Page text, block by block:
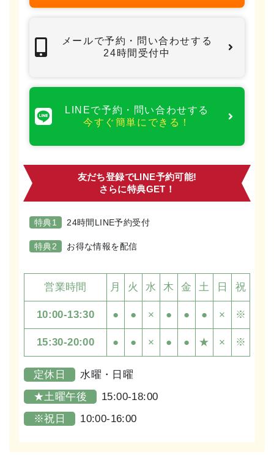
メールで予約・問い合わせする
24時間受付中
LINEで予約・問い合わせする
今すぐ簡単にできる！
友だち登録でLINE予約可能!
さらに特典GET！
特典1 24時間LINE予約受付
特典2 お得な情報を配信
営業時間 月 火 水 木 金 土 日 祝
10:00-13:30 ● ● × ● ● ● × ※
15:30-20:00 ● ● × ● ● ★ × ※
定休日
水曜・日曜
★土曜午後
15:00-18:00
※祝日
10:00-16:00